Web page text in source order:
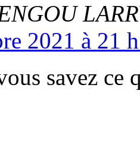
2021 à 21
savez ce